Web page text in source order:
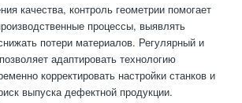
качества, контроль геометрии помогает
процессы, выявлять
потери материалов. Регулярный и
адаптировать технологию
корректировать настройки станков и
выпуска дефектной продукции.